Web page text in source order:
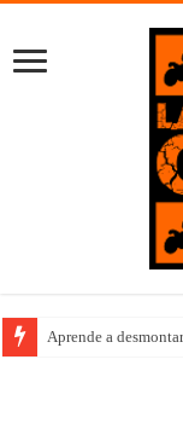
Aprende a